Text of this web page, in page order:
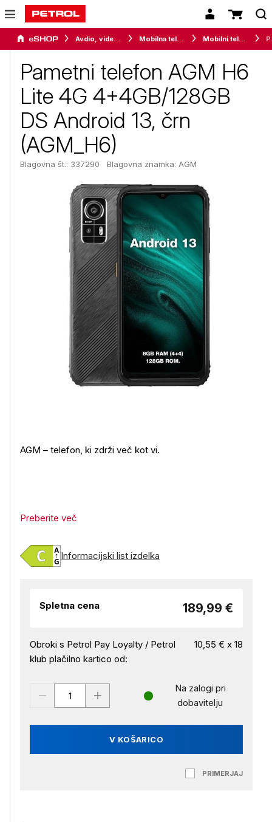
Avdio, video in telefonija Mobilna telefonija Mobilni telefoni
Pametni telefon AGM H6
Lite 4G 4+4GB/128GB
DS Android 13, črn
(AGM_H6)
Blagovna št.: 337290 Blagovna znamka: AGM
AGM – telefon, ki zdrži več kot vi.
Preberite več
Informacijski list izdelka
Spletna cena 189,99 €
Obroki s Petrol Pay Loyalty / Petrol
klub plačilno kartico od:
10,55 € x 18
V KOŠARICO
Na zalogi pri
dobavitelju
PRIMERJAJ